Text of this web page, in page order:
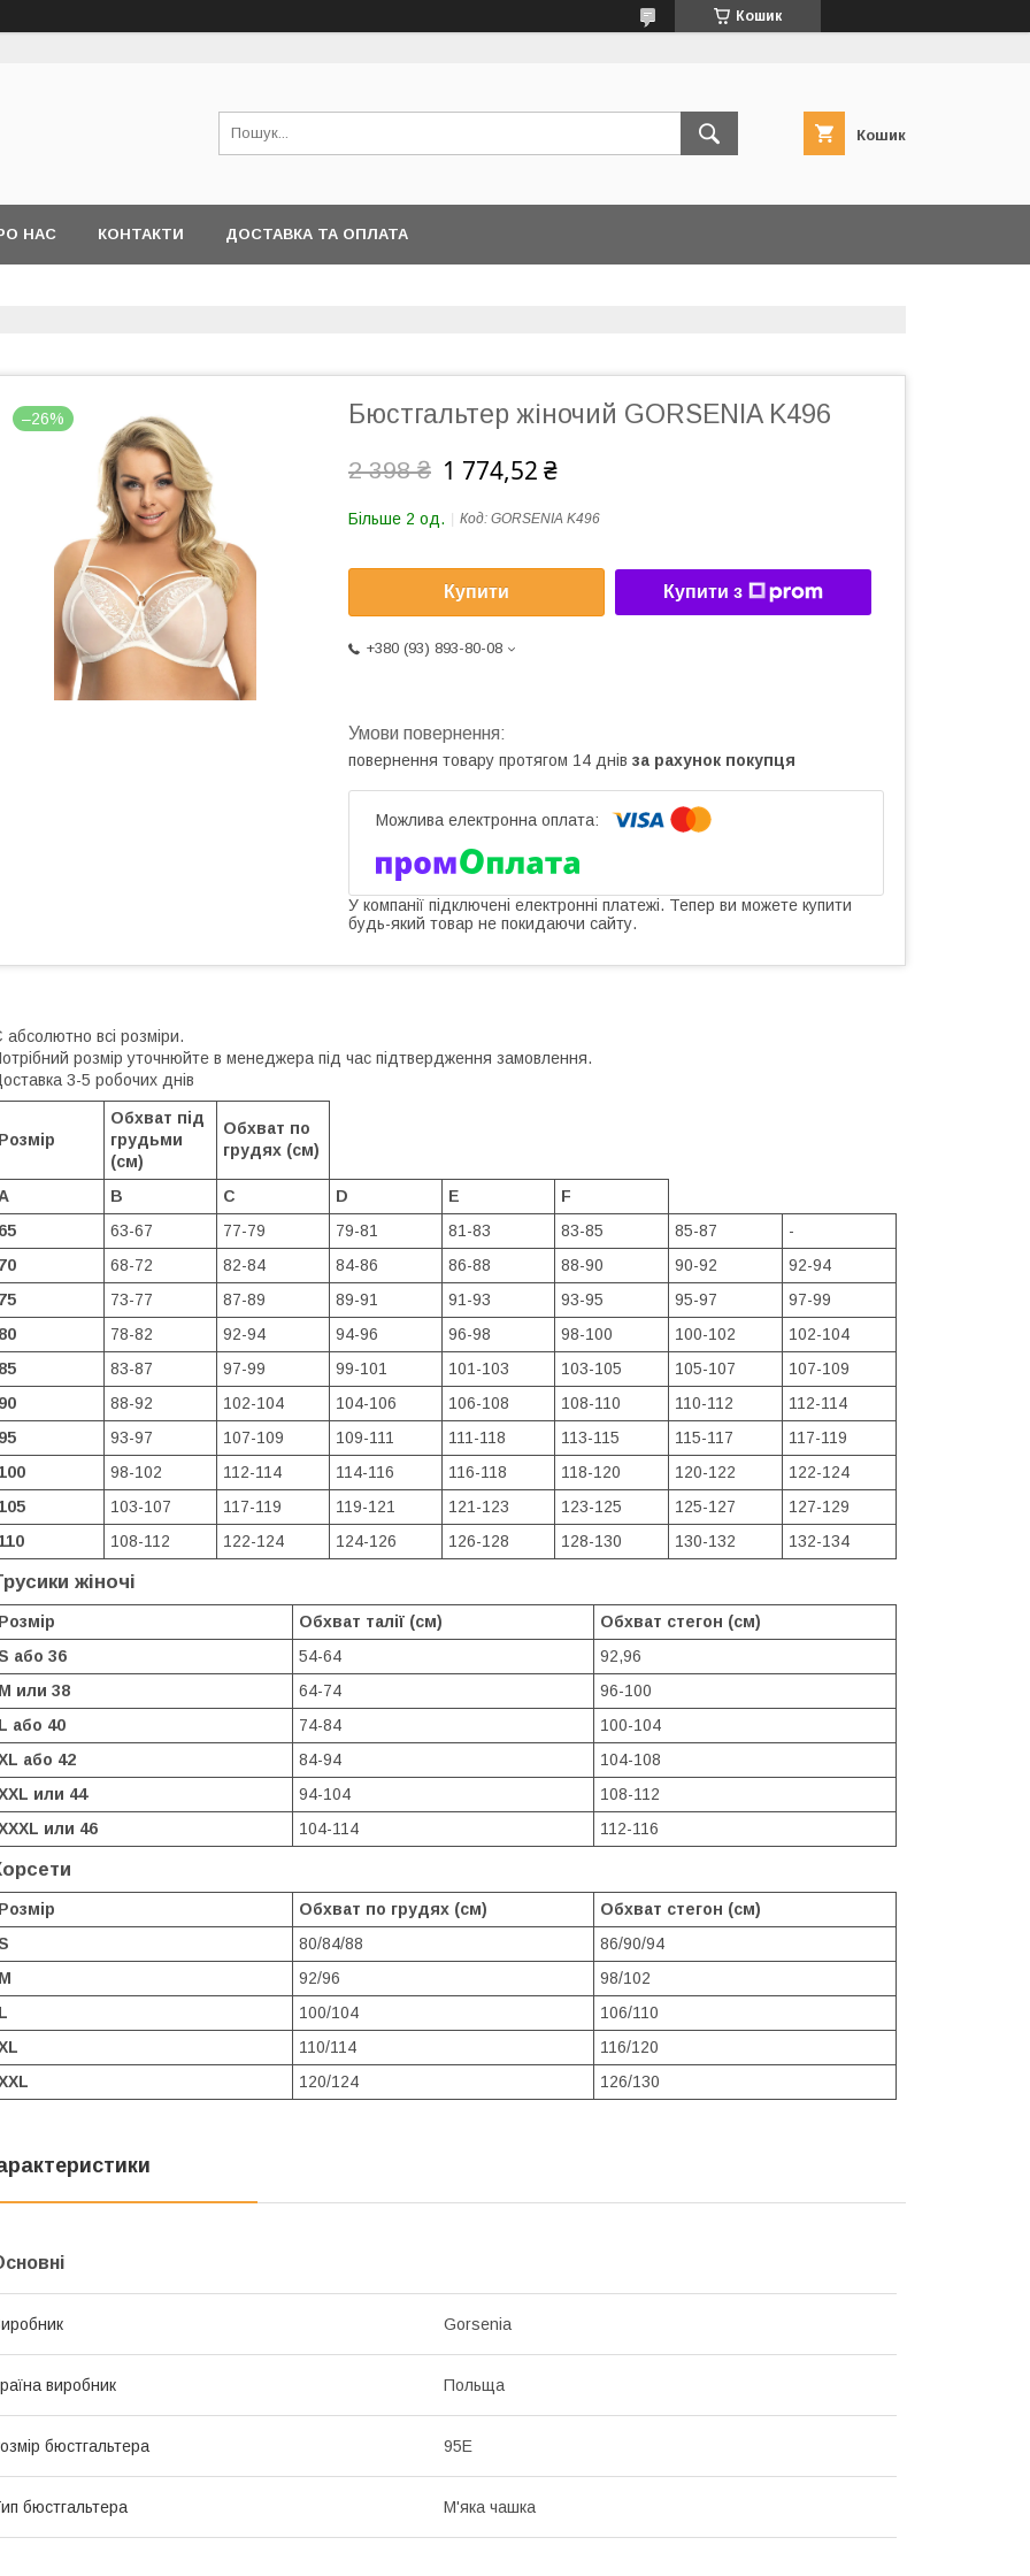
Кошик
Кошик
НАС КОНТАКТИ ДОСТАВКА ТА ОПЛАТА
–26% Бюстгальтер жіночий GORSENIA K496
2 398 ₴ 1 774,52 ₴
Більше 2 од. Код: GORSENIA K496
Купити Купити з
+380 (93) 893-80-08
повернення товару протягом 14 днів за рахунок покупця
У компанії підключені електронні платежі. Тепер ви можете купити
будь-який товар не покидаючи сайту.
абсолютно всі розміри.
розмір уточнюйте в менеджера під час підтвердження замовлення.
3-5 робочих днів
Розмір
Обхват під
грудьми
(см)
Обхват по
грудях (см)
B C D E
F
65
63-67 77-79 79-81 81-83 83-85 85-87
-
70
68-72 82-84 84-86 86-88 88-90 90-92
92-94
75
73-77 87-89 89-91 91-93 93-95 95-97
97-99
80
78-82 92-94 94-96 96-98 98-100 100-102
102-104
85
83-87 97-99 99-101 101-103 103-105 105-107
107-109
90
88-92 102-104 104-106 106-108 108-110 110-112
112-114
95
93-97 107-109 109-111 111-118 113-115 115-117
117-119
100
98-102 112-114 114-116 116-118 118-120 120-122
122-124
105
103-107 117-119 119-121 121-123 123-125 125-127
127-129
110
108-112 122-124 124-126 126-128 128-130 130-132 132-134
жіночі
Розмір Обхват талії (см)
Обхват стегон (см)
або 36
54-64
92,96
M или 38
64-74
96-100
L або 40
74-84
100-104
або 42
84-94
104-108
или 44
94-104
108-112
или 46
104-114 112-116
Розмір Обхват по грудях (см)
Обхват стегон (см)
80/84/88
86/90/94
M
92/96
98/102
L
100/104
106/110
110/114
116/120
120/124 126/130
Gorsenia
виробник Польща
бюстгальтера 95E
бюстгальтера М'яка чашка